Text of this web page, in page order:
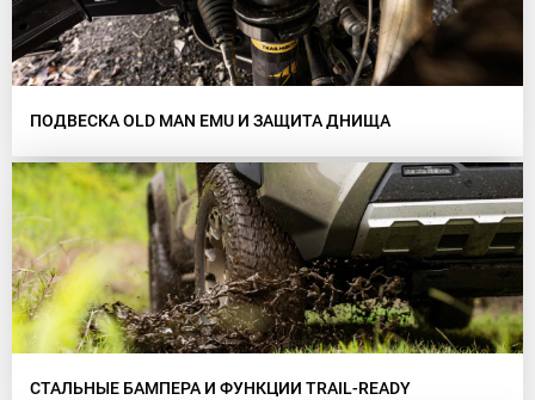
ПОДВЕСКА OLD MAN EMU И ЗАЩИТА ДНИЩА
СТАЛЬНЫЕ БАМПЕРА И ФУНКЦИИ TRAIL-READY